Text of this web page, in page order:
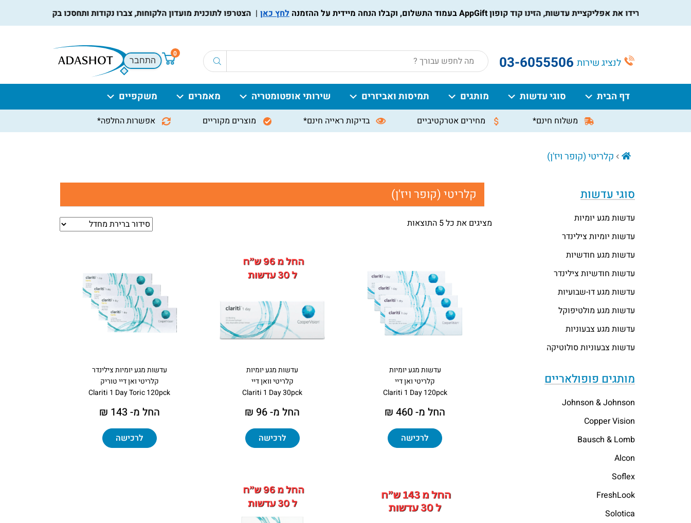
הורידו את אפליקציית עדשות, הזינו קוד קופון AppGift בעמוד התשלום, וקבלו הנחה מיידית על ההזמנה לחץ כאן הצטרפו לתוכנית מועדון הלקוחות, צברו נקודות ותחסכו בקניות הבאות,
לנציג שירות 03-6055506
Products
search
0
התחבר
דף הבית סוגי עדשות מותגים תמיסות ואביזרים שירותי אופטומטריה מאמרים משקפיים
משלוח חינם* מחירים אטרקטיביים בדיקות ראייה חינם* מוצרים מקוריים אפשרות החלפה*
קלריטי (קופר ויז'ן)
סוגי עדשות
עדשות מגע יומיות
עדשות יומיות צילינדר
עדשות מגע חודשיות
עדשות חודשיות צילינדר
עדשות מגע דו-שבועיות
עדשות מגע מולטיפוקל
עדשות מגע צבעוניות
עדשות צבעוניות סולוטיקה
מותגים פופולאריים
Johnson & Johnson
Copper Vision
Bausch & Lomb
Alcon
Soflex
FreshLook
Solotica
קלריטי (קופר ויז'ן)
מציגים את כל ⁦5⁩ התוצאות
עדשות מגע יומיות
קלריטי ואן דיי
Clariti 1 Day 120pck
החל מ- 460 ₪
לרכישה
עדשות מגע יומיות
קלריטי וואן דיי
Clariti 1 Day 30pck
החל מ- 96 ₪
לרכישה
עדשות מגע יומיות צילינדר
קלריטי ואן דיי טוריק
Clariti 1 Day Toric 120pck
החל מ- 143 ₪
לרכישה